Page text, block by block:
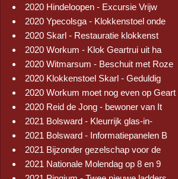
2020 Hindeloopen - Excursie Vrijw
2020 Ypecolsga - Klokkenstoel onde
2020 Skarl - Restauratie klokkenst
2020 Workum - Klok Geartrui uit ha
2020 Witmarsum - Beschuit met Roze
2020 Klokkenstoel Skarl - Geduldig
2020 Workum moet nog even op Geart
2020 Reid de Jong - bewoner van It
2021 Bolsward - Kleurrijk glas-in-
2021 Bolsward - Informatiepanelen B
2021 Bijzonder gezelschap voor de
2021 Nationale Molendag op 8 en 9